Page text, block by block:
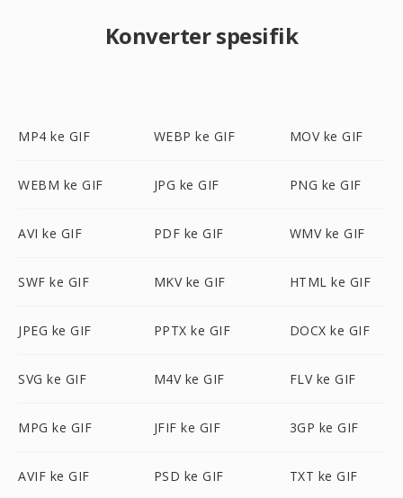
Konverter spesifik
MP4 ke GIF WEBP ke GIF MOV ke GIF
WEBM ke GIF JPG ke GIF PNG ke GIF
AVI ke GIF PDF ke GIF WMV ke GIF
SWF ke GIF MKV ke GIF HTML ke GIF
JPEG ke GIF PPTX ke GIF DOCX ke GIF
SVG ke GIF M4V ke GIF FLV ke GIF
MPG ke GIF JFIF ke GIF 3GP ke GIF
AVIF ke GIF PSD ke GIF TXT ke GIF